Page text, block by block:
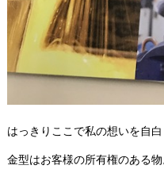
はっきりここで私の想いを自
金型はお客様の所有権のある物